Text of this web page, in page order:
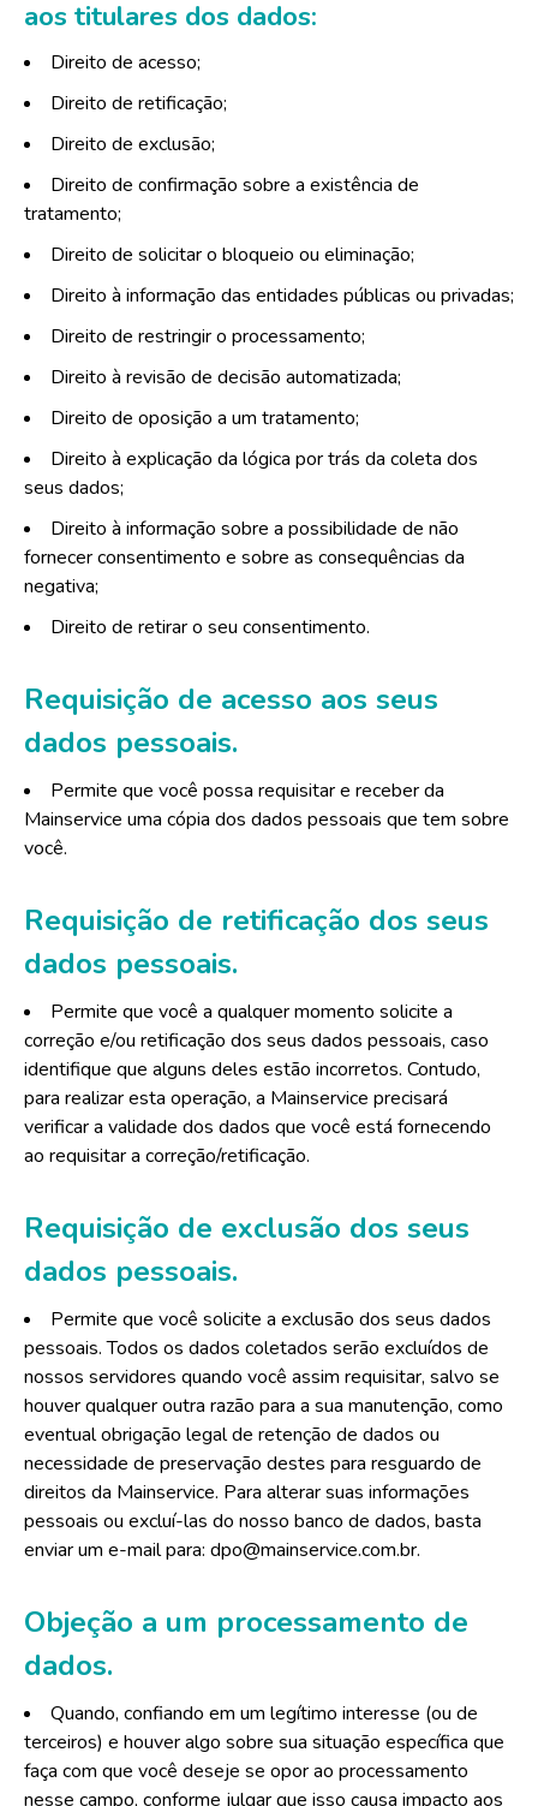
aos titulares dos dados:
Direito de acesso;
Direito de retificação;
Direito de exclusão;
Direito de confirmação sobre a existência de
tratamento;
Direito de solicitar o bloqueio ou eliminação;
Direito à informação das entidades públicas ou privadas;
Direito de restringir o processamento;
Direito à revisão de decisão automatizada;
Direito de oposição a um tratamento;
Direito à explicação da lógica por trás da coleta dos
seus dados;
Direito à informação sobre a possibilidade de não
fornecer consentimento e sobre as consequências da
negativa;
Direito de retirar o seu consentimento.
Requisição de acesso aos seus
dados pessoais.
Permite que você possa requisitar e receber da
Mainservice uma cópia dos dados pessoais que tem sobre
você.
Requisição de retificação dos seus
dados pessoais.
Permite que você a qualquer momento solicite a
correção e/ou retificação dos seus dados pessoais, caso
identifique que alguns deles estão incorretos. Contudo,
para realizar esta operação, a Mainservice precisará
verificar a validade dos dados que você está fornecendo
ao requisitar a correção/retificação.
Requisição de exclusão dos seus
dados pessoais.
Permite que você solicite a exclusão dos seus dados
pessoais. Todos os dados coletados serão excluídos de
nossos servidores quando você assim requisitar, salvo se
houver qualquer outra razão para a sua manutenção, como
eventual obrigação legal de retenção de dados ou
necessidade de preservação destes para resguardo de
direitos da Mainservice. Para alterar suas informações
pessoais ou excluí-las do nosso banco de dados, basta
enviar um e-mail para: dpo@mainservice.com.br.
Objeção a um processamento de
dados.
Quando, confiando em um legítimo interesse (ou de
terceiros) e houver algo sobre sua situação específica que
faça com que você deseje se opor ao processamento
nesse campo, conforme julgar que isso causa impacto aos